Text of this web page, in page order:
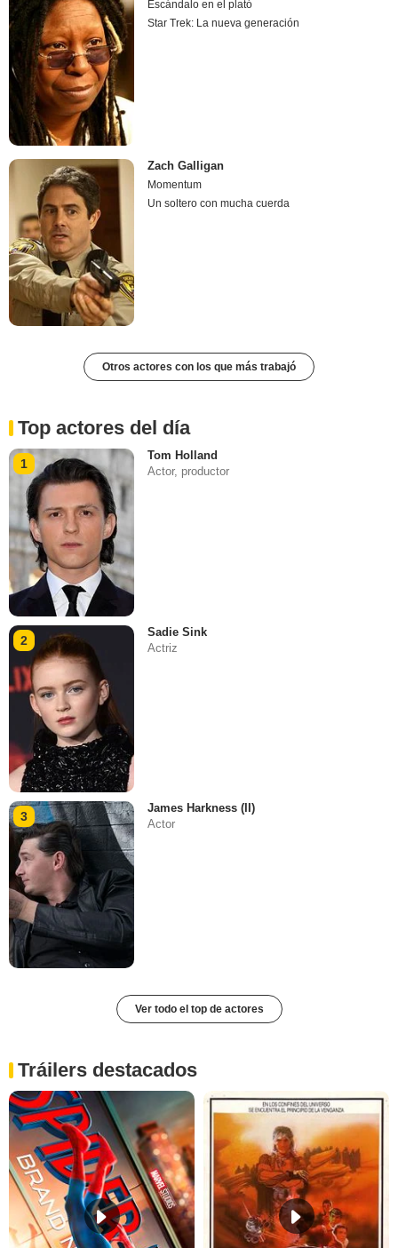
Escándalo en el plató
Star Trek: La nueva generación
Zach Galligan
Momentum
Un soltero con mucha cuerda
Otros actores con los que más trabajó
Top actores del día
1
Tom Holland
Actor, productor
2
Sadie Sink
Actriz
3
James Harkness (II)
Actor
Ver todo el top de actores
Tráilers destacados